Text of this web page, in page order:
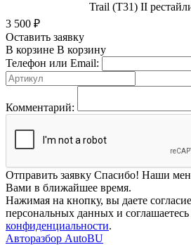
Trail (T31) II
3 500 ₽
Оставить заявку
В корзине В корзину
Телефон или Email:
Комментарий:
Отправить заявку Спасибо! Наши
Вами в ближайшее время.
Нажимая на кнопку, вы даете
персональных данных и соглашаетесь
конфиденциальности.
Авторазбор AutoBU